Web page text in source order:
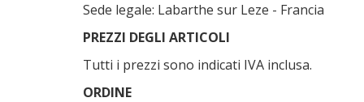
Sede legale: Labarthe sur Leze - Francia
PREZZI DEGLI ARTICOLI
Tutti i prezzi sono indicati IVA inclusa.
ORDINE